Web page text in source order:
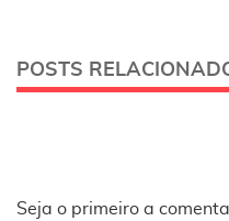
POSTS
Seja o primeiro a